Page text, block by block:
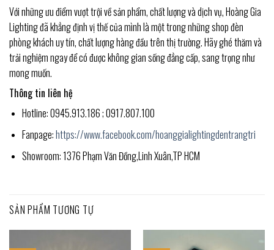
Với những ưu điểm vượt trội về sản phẩm, chất lượng và dịch vụ, Hoàng Gia
Lighting đã khẳng định vị thế của mình là một trong những shop đèn
phòng khách uy tín, chất lượng hàng đầu trên thị trường. Hãy ghé thăm và
trải nghiệm ngay để có được không gian sống đẳng cấp, sang trọng như
mong muốn.
Thông tin liên hệ
Hotline: 0945.913.186 ; 0917.807.100
Fanpage:https://www.facebook.com/hoanggialightingdentrangtri
Showroom: 1376 Phạm Văn Đồng,Linh Xuân,TP HCM
SẢN PHẨM TƯƠNG TỰ